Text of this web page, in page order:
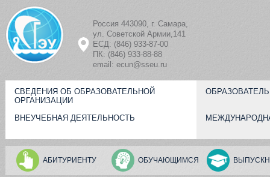
Перейти к основному содержанию
Россия 443090, г. Самара,
ул. Советской Армии,141
ЕСД: (846) 933-87-00
ПК: (846) 933-88-88
email: ecun@sseu.ru
СВЕДЕНИЯ ОБ ОБРАЗОВАТЕЛЬНОЙ
ОРГАНИЗАЦИИ
ВНЕУЧЕБНАЯ ДЕЯТЕЛЬНОСТЬ
ОБУЧАЮЩИМСЯ
АБИТУРИЕНТУ